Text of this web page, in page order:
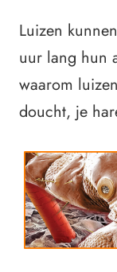
Luizen
uur lang hun
waarom
doucht, je